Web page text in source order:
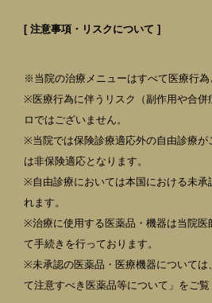
[ 注意事項・リスクについて ]
※当院の治療メニューはすべて医療行為
※医療行為に伴うリスク（副作用や合併
ロではございません。
※当院では保険診療適応外の自由診療が
は非保険適応となります。
※自由診療においては本国における未承
れます。
※治療に使用する医薬品・機器は当院医
て手続きを行っております。
※未承認の医薬品・医療機器については
て注意すべき医薬品等について」をご覧